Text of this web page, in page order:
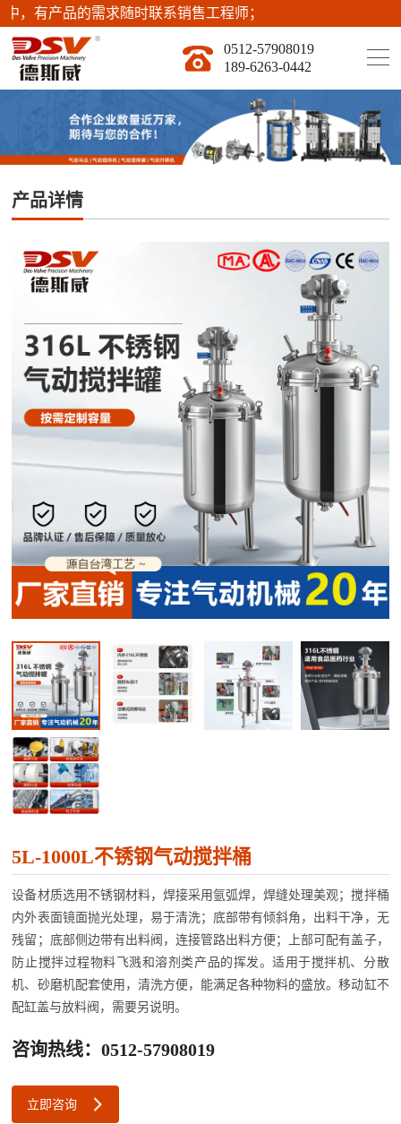
系销售工程师；
0512-57908019
189-6263-0442
产品详情
5L-1000L不锈钢气动搅拌桶
设备材质选用不锈钢材料，焊接采用氩弧焊，焊缝处理美观；搅拌桶
内外表面镜面抛光处理，易于清洗；底部带有倾斜角，出料干净，无
残留；底部侧边带有出料阀，连接管路出料方便；上部可配有盖子，
防止搅拌过程物料飞溅和溶剂类产品的挥发。适用于搅拌机、分散
机、砂磨机配套使用，清洗方便，能满足各种物料的盛放。移动缸不
配缸盖与放料阀，需要另说明。
咨询热线：0512-57908019
立即咨询